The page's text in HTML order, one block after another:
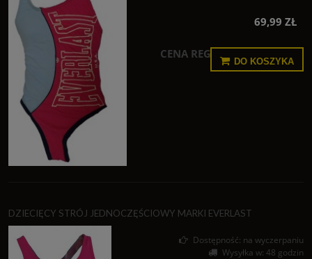
69,99 ZŁ
CENA REGULARNA:
DO KOSZYKA
DZIECIĘCY STRÓJ JEDNOCZĘŚCIOWY MARKI EVERLAST
Dostępność: na wyczerpaniu
Wysyłka w: 48 godzin